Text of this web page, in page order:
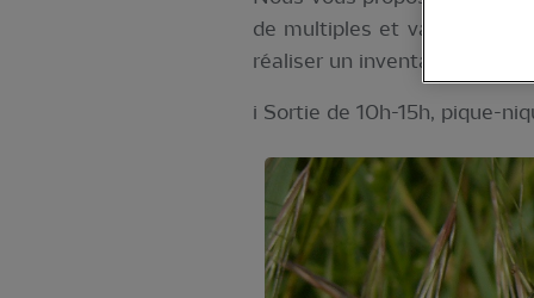
de multiples et vastes
réaliser un inventaire
i Sortie de 10h-15h, pique-